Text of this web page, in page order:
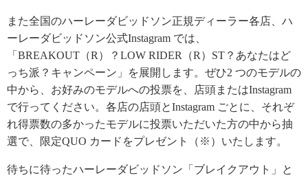
また全国のハーレーダビッドソン正規ディーラー各店、ハ
ーレーダビッドソン公式Instagram では、
「BREAKOUT（R）？LOW RIDER（R）ST？あなたはど
っち派？キャンペーン」を展開します。ぜひ2 つのモデルの
中から、お好みのモデルへの投票を、店頭またはInstagram
で行ってください。各店の店頭とInstagram ごとに、それぞ
れ得票数の多かったモデルに投票いただいた方の中から抽
選で、限定QUO カードをプレゼント（※）いたします。
待ちに待ったハーレーダビッドソン「ブレイクアウト」と